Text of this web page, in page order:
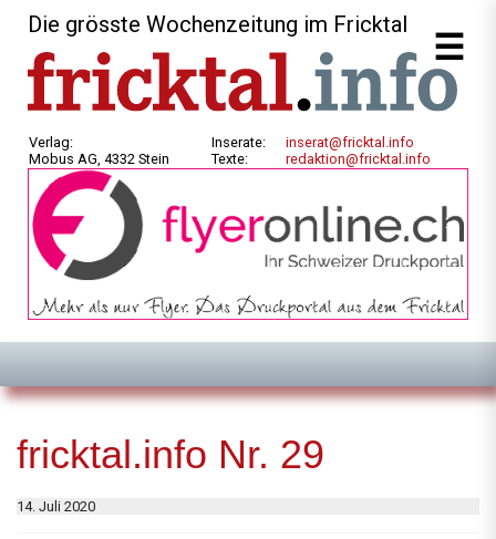
Die grösste Wochenzeitung im Fricktal
Verlag:
Mobus AG, 4332 Stein
Inserate:
Texte:
inserat@fricktal.info
redaktion@fricktal.info
fricktal.info Nr. 29
14. Juli 2020